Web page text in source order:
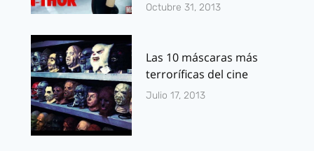
Octubre 31, 2013
Las 10 máscaras más
terroríficas del cine
Julio 17, 2013